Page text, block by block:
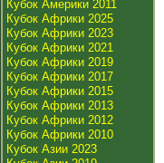
Кубок Америки 2011
Кубок Африки 2025
Кубок Африки 2023
Кубок Африки 2021
Кубок Африки 2019
Кубок Африки 2017
Кубок Африки 2015
Кубок Африки 2013
Кубок Африки 2012
Кубок Африки 2010
Кубок Азии 2023